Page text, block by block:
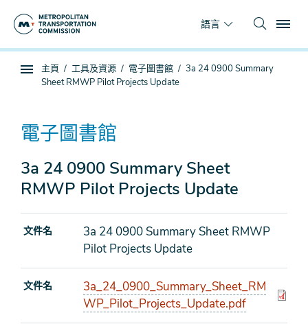
語言
子
導
航
你
在
主頁 工具及資源 電子圖書館
3a 24 0900 Summary
Sheet RMWP Pilot Projects Update
電子圖書館
3a 24 0900 Summary Sheet
RMWP Pilot Projects Update
文件名
3a 24 0900 Summary Sheet RMWP
Pilot Projects Update
文件名
3a_24_0900_Summary_Sheet_RM
WP_Pilot_Projects_Update.pdf